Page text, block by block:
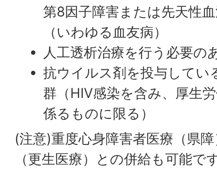
第8因子障害または先天性
（いわゆる血友病）
人工透析治療を行う必要の
抗ウイルス剤を投与してい
群（HIV感染を含み、厚生
係るものに限る）
(注意)重度心身障害者医療（県
（更生医療）との併給も可能で